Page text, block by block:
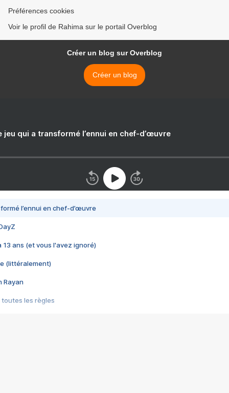
Préférences cookies
Voir le profil de Rahima sur le portail Overblog
Créer un blog sur Overblog
Créer un blog
jeu qui a transformé l’ennui en chef-d’œuvre
l’ennui en chef-d’œuvre
13 ans (et vous l'avez ignoré)
(littéralement)
Rayan
toutes les règles